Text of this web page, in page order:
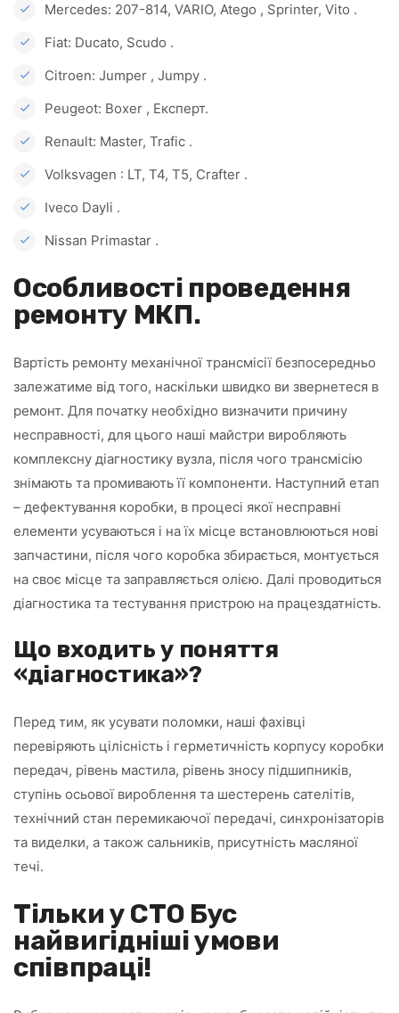
Mercedes: 207-814, VARIO, Atego , Sprinter, Vito .
Fiat: Ducato, Scudo .
Citroen: Jumper , Jumpy .
Peugeot: Boxer , Експерт.
Renault: Master, Trafic .
Volksvagen : LT, T4, T5, Crafter .
Iveco Dayli .
Nissan Primastar .
Особливості проведення
ремонту МКП.
Вартість ремонту механічної трансмісії безпосередньо
залежатиме від того, наскільки швидко ви звернетеся в
ремонт. Для початку необхідно визначити причину
несправності, для цього наші майстри виробляють
комплексну діагностику вузла, після чого трансмісію
знімають та промивають її компоненти. Наступний етап
– дефектування коробки, в процесі якої несправні
елементи усуваються і на їх місце встановлюються нові
запчастини, після чого коробка збирається, монтується
на своє місце та заправляється олією. Далі проводиться
діагностика та тестування пристрою на працездатність.
Що входить у поняття
«діагностика»?
Перед тим, як усувати поломки, наші фахівці
перевіряють цілісність і герметичність корпусу коробки
передач, рівень мастила, рівень зносу підшипників,
ступінь осьової вироблення та шестерень сателітів,
технічний стан перемикаючої передачі, синхронізаторів
та виделки, а також сальників, присутність масляної
течі.
Тільки у СТО Бус
найвигідніші умови
співпраці!